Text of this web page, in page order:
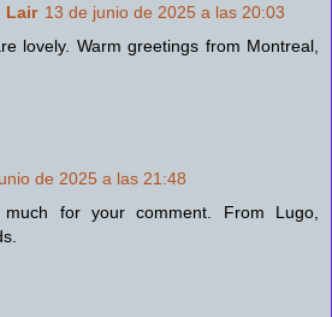
Lair 13 de junio de 2025 a las 20:03
lovely. Warm greetings from Montreal,
de 2025 a las 21:48
for your comment. From Lugo,